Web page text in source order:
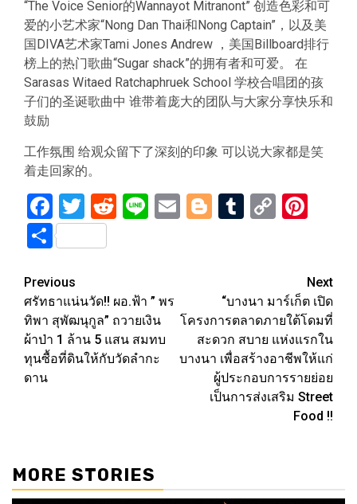
“The Voice Senior的Wannayot Mitranont” 创造色彩和可
爱的小艺术家“Nong Dan Thai和Nong Captain”，以及美
国DIVA艺术家Tami Jones Andrew ，美国Billboard排行
榜上的热门歌曲“Sugar shack”的拥有者和可爱。 在
Sarasas Witaed Ratchaphruek School 学校合唱团的孩
子们的圣诞歌曲中 谁带着庞大的团队与大家分享快乐和
鼓励
工作氛围 给观众留下了深刻的印象 可以说大家都是笑
着走回家的。
Facebook
Twitter
Reddit
LineEmailBlogger
Tumblr
Copy
Share
Post
navigation
Previous
ศรัทธาแน่นวัด!! ผอ.ฟ้า ” พร
ทิพา สุพัฒนุกูล” ถวายเงิน
ผ้าป่า 1 ล้าน 5 แสน สมทบ
ทุนซื้อที่ดินให้กับวัดลำกะ
ดาน
Next
“บางนา มาร์เก็ต เปิด
โครงการตลาดภายใต้โดมที่
สะดวก สบาย แห่งแรกใน
บางนา เพื่อสร้างอาชีพให้แก่
ผู้ประกอบการรายย่อย
เป็นการส่งเสริม Street
Food !!
MORE STORIES